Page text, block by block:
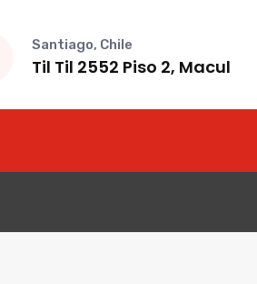
Santiago, Chile
Til Til 2552 Piso 2, Macul